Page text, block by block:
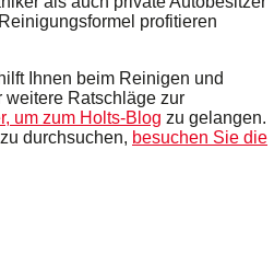
profitieren
Ihnen beim Reinigen und
weitere Ratschläge zur
um zum Holts-Blog zu gelangen.
durchsuchen, besuchen Sie die